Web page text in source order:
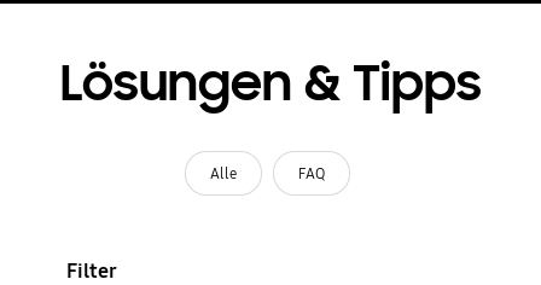
Lösungen & Tipps
Alle FAQ
Filter